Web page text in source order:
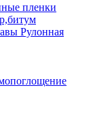
пленки
Рулонная